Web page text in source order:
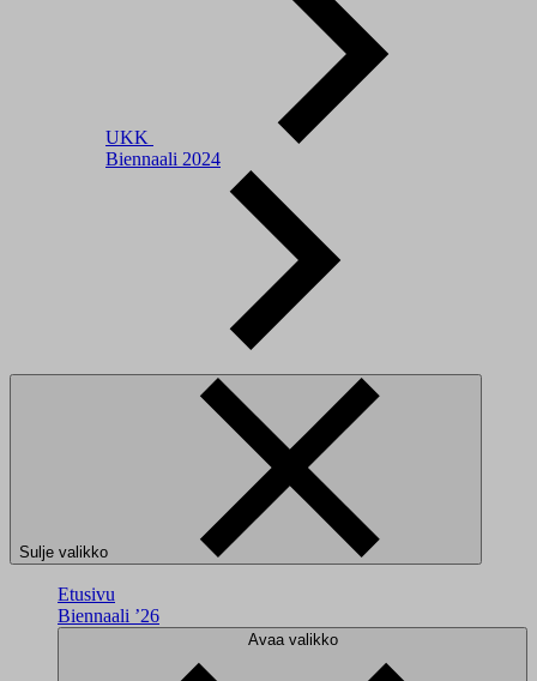
UKK
Biennaali 2024
Sulje valikko
Etusivu
Biennaali ’26
Avaa valikko